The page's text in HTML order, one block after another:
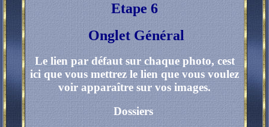
Etape 6
Onglet Général
Le lien par défaut sur chaque photo, cest
ici que vous mettrez le lien que vous voulez
voir apparaître sur vos images.
Dossiers